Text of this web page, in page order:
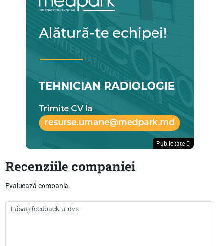
Publicitate
Recenziile companiei
Evaluează compania: